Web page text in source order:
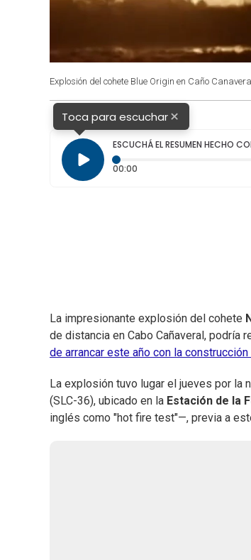
Explosión del cohete Blue Origin en Caño
Toca para escuchar×
ESCUCHÁ EL RESUMEN HECHO
00:00
La impresionante explosión del cohete
de distancia en Cabo Cañaveral, podría
de arrancar este año con la
La explosión tuvo lugar el jueves por la
(SLC-36), ubicado en la Estación de la
inglés como "hot fire test"—, previa a